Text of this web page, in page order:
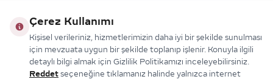
Çerez Kullanımı
Kişisel verileriniz, hizmetlerimizin daha iyi bir şekilde sunulması
için mevzuata uygun bir şekilde toplanıp işlenir. Konuyla ilgili
detaylı bilgi almak için Gizlilik Politikamızı inceleyebilirsiniz.
Reddet seçeneğine tıklamanız halinde yalnızca internet